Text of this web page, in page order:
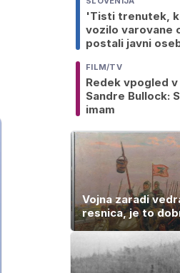
'Tisti trenutek,
vozilo varovane
postali javni
FILM/TV
Redek vpogled
Sandre Bullock:
imam
Vojna zaradi
resnica, je to